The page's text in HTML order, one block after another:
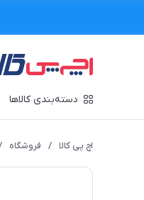
دسته‌بندی کالاها
اچ پی کالا / فروشگاه